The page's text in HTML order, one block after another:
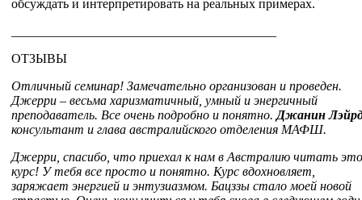
обсуждать и интерпретировать на реальных примерах.
ОТЗЫВЫ
Отличный семинар! Замечательно организован и проведен.
Джерри – весьма харизматичный, умный и энергичный
преподаватель. Все очень подробно и понятно. Джанин
консультант и глава австралийского отделения МАФШ.
Джерри, спасибо, что приехал к нам в Австралию читать
курс! У тебя все просто и понятно. Курс вдохновляет,
заряжает энергией и энтузиазмом. Бацззы стало моей новой